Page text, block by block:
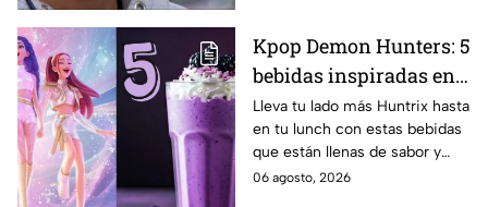
Kpop Demon Hunters: 5
bebidas inspiradas en
las guerreras Huntrix
para llevar a la escuela
este regreso a clases
2026; son saludables y
Lleva tu lado más Huntrix hasta
en tu lunch con estas bebidas
que están llenas de sabor y
frescura.
06 agosto, 2026